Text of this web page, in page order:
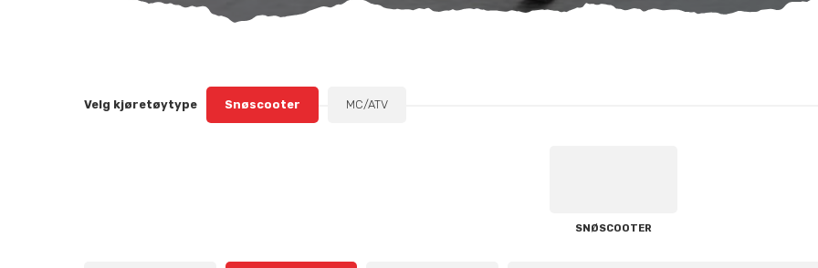
Velg kjøretøytype Snøscooter MC/ATV
SNØSCOOTER